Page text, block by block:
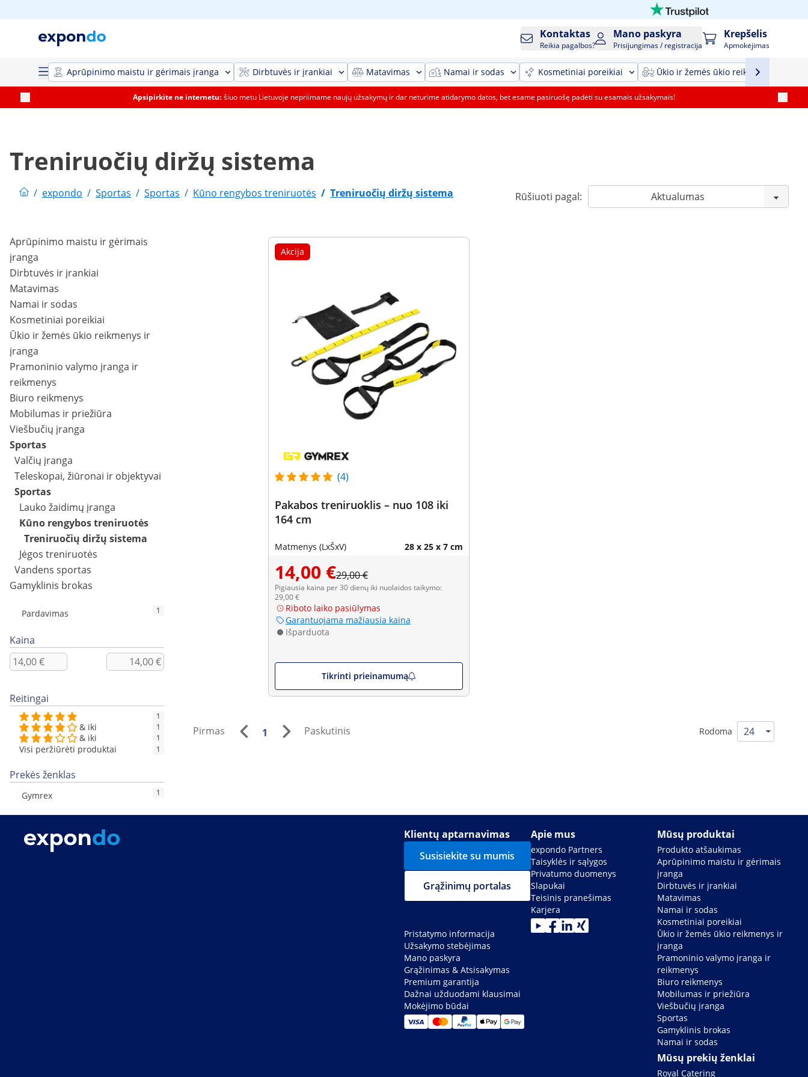
Kontaktas
Reikia pagalbos?
Mano paskyra
Prisijungimas / registracija
Krepšelis
Apmokėjimas
Aprūpinimo maistu ir gėrimais įranga Dirbtuvės ir įrankiai Matavimas Namai ir sodas Kosmetiniai poreikiai Ūkio ir žemės ūkio reikmenys ir
Apsipirkite ne internetu: šiuo metu Lietuvoje nepriimame naujų užsakymų ir dar neturime atidarymo datos, bet esame pasiruošę padėti su esamais užsakymais!
Treniruočių diržų sistema
/ expondo / Sportas / Sportas / Kūno rengybos treniruotės / Treniruočių diržų sistema Rūšiuoti pagal:
Aprūpinimo maistu ir gėrimais
įranga
Dirbtuvės ir įrankiai
Matavimas
Namai ir sodas
Kosmetiniai poreikiai
Ūkio ir žemės ūkio reikmenys ir
įranga
Pramoninio valymo įranga ir
reikmenys
Biuro reikmenys
Mobilumas ir priežiūra
Viešbučių įranga
Sportas
Valčių įranga
Teleskopai, žiūronai ir objektyvai
Sportas
Lauko žaidimų įranga
Kūno rengybos treniruotės
Treniruočių diržų sistema
Jėgos treniruotės
Vandens sportas
Gamyklinis brokas
Pardavimas 1
Kaina
Reitingai
1
& iki 1
& iki 1
Visi peržiūrėti produktai 1
Prekės ženklas
Gymrex 1
Akcija
(4)
Pakabos treniruoklis – nuo 108 iki
164 cm
Matmenys (LxŠxV) 28 x 25 x 7 cm
14,00 €29,00 €
Pigiausia kaina per 30 dienų iki nuolaidos taikymo:
29,00 €
Riboto laiko pasiūlymas
Garantuojama mažiausia kaina
Išparduota
Tikrinti prieinamumą
Pirmas 1 Paskutinis Rodoma
Klientų aptarnavimas
Susisiekite su mumis
Grąžinimų portalas
Pristatymo informacija
Užsakymo stebėjimas
Mano paskyra
Grąžinimas & Atsisakymas
Premium garantija
Dažnai užduodami klausimai
Mokėjimo būdai
Apie mus
expondo Partners
Taisyklės ir sąlygos
Privatumo duomenys
Slapukai
Teisinis pranešimas
Karjera
Mūsų produktai
Produkto atšaukimas
Aprūpinimo maistu ir gėrimais
įranga
Dirbtuvės ir įrankiai
Matavimas
Namai ir sodas
Kosmetiniai poreikiai
Ūkio ir žemės ūkio reikmenys ir
įranga
Pramoninio valymo įranga ir
reikmenys
Biuro reikmenys
Mobilumas ir priežiūra
Viešbučių įranga
Sportas
Gamyklinis brokas
Namai ir sodas
Mūsų prekių ženklai
Royal Catering